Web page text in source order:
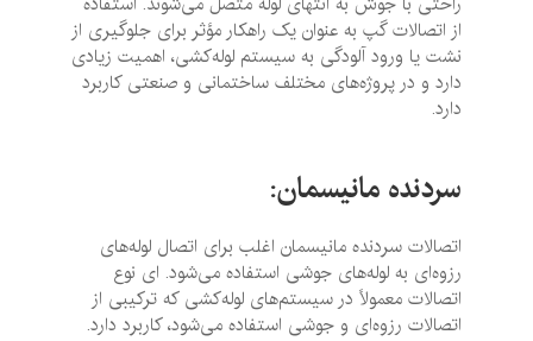
از اتصالات گپ به عنوان یک راهکار مؤثر برای جلوگیری از
نشت یا ورود آلودگی به سیستم لوله‌کشی، اهمیت زیادی
دارد و در پروژه‌های مختلف ساختمانی و صنعتی کاربرد
سردنده مانیسمان:
اتصالات سردنده مانیسمان اغلب برای اتصال لوله‌های
رزوه‌ای به لوله‌های جوشی استفاده می‌شود. ای نوع
اتصالات معمولاً در سیستم‌های لوله‌کشی که ترکیبی از
اتصالات رزوه‌ای و جوشی استفاده می‌شود، کاربرد دارد.